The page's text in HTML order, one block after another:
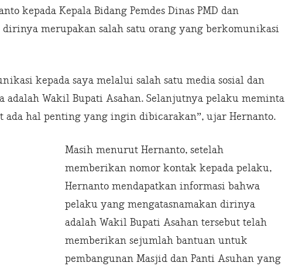
kepada Kepala Bidang Pemdes Dinas PMD dan
dirinya merupakan salah satu orang yang berkomunikasi
kepada saya melalui salah satu media sosial dan
adalah Wakil Bupati Asahan. Selanjutnya pelaku meminta
ada hal penting yang ingin dibicarakan”, ujar Hernanto.
Masih menurut Hernanto, setelah
memberikan nomor kontak kepada pelaku,
Hernanto mendapatkan informasi bahwa
pelaku yang mengatasnamakan dirinya
adalah Wakil Bupati Asahan tersebut telah
memberikan sejumlah bantuan untuk
pembangunan Masjid dan Panti Asuhan yang